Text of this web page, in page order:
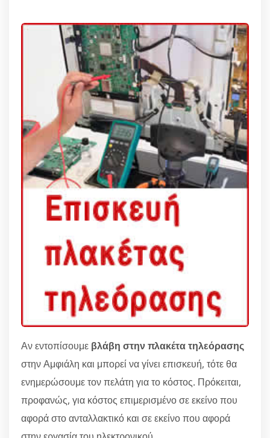
Αν εντοπίσουμε βλάβη στην πλακέτα τηλεόρασης
στην Αμφιάλη και μπορεί να γίνει επισκευή, τότε θα
ενημερώσουμε τον πελάτη για το κόστος. Πρόκειται,
προφανώς, για κόστος επιμερισμένο σε εκείνο που
αφορά στο ανταλλακτικό και σε εκείνο που αφορά